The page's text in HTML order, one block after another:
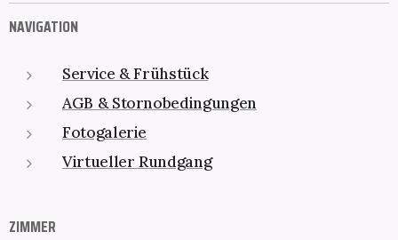
NAVIGATION
Service & Frühstück
AGB & Stornobedingungen
Fotogalerie
Virtueller Rundgang
ZIMMER